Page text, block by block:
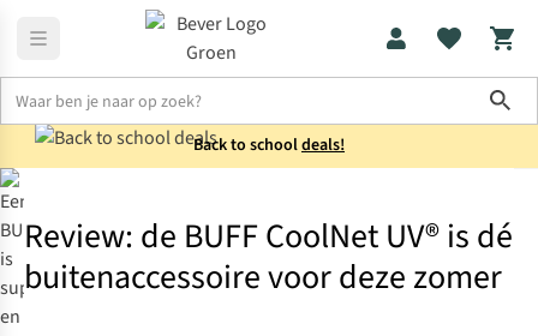
Back to schooldeals!
Outdoor
Review: de BUFF CoolNet UV® is dé
buitenaccessoire voor deze zomer